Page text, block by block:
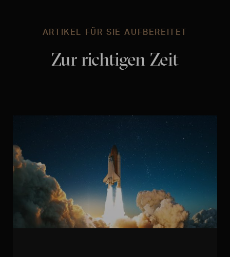
ARTIKEL FÜR SIE AUFBEREITET
Zur richtigen Zeit